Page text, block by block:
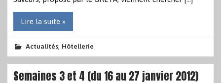
Lire la suite »
Actualités, Hôtellerie
Semaines 3 et 4 (du 16 au 27 janvier 2012)